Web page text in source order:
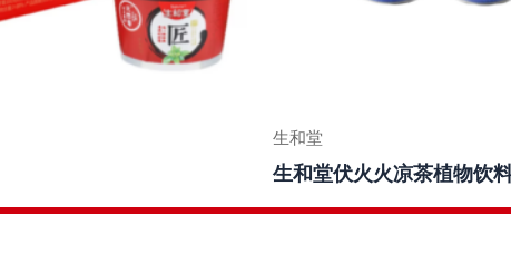
生和堂
生和堂伏火火凉茶植物饮